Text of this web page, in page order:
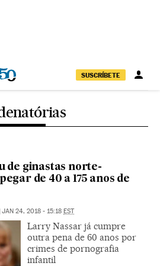
SUSCRÍBETE
de ginastas norte-
de 40 a 175 anos de
JAN 24, 2018 - 15:18 EST
Larry Nassar já cumpre
outra pena de 60 anos por
crimes de pornografia
infantil